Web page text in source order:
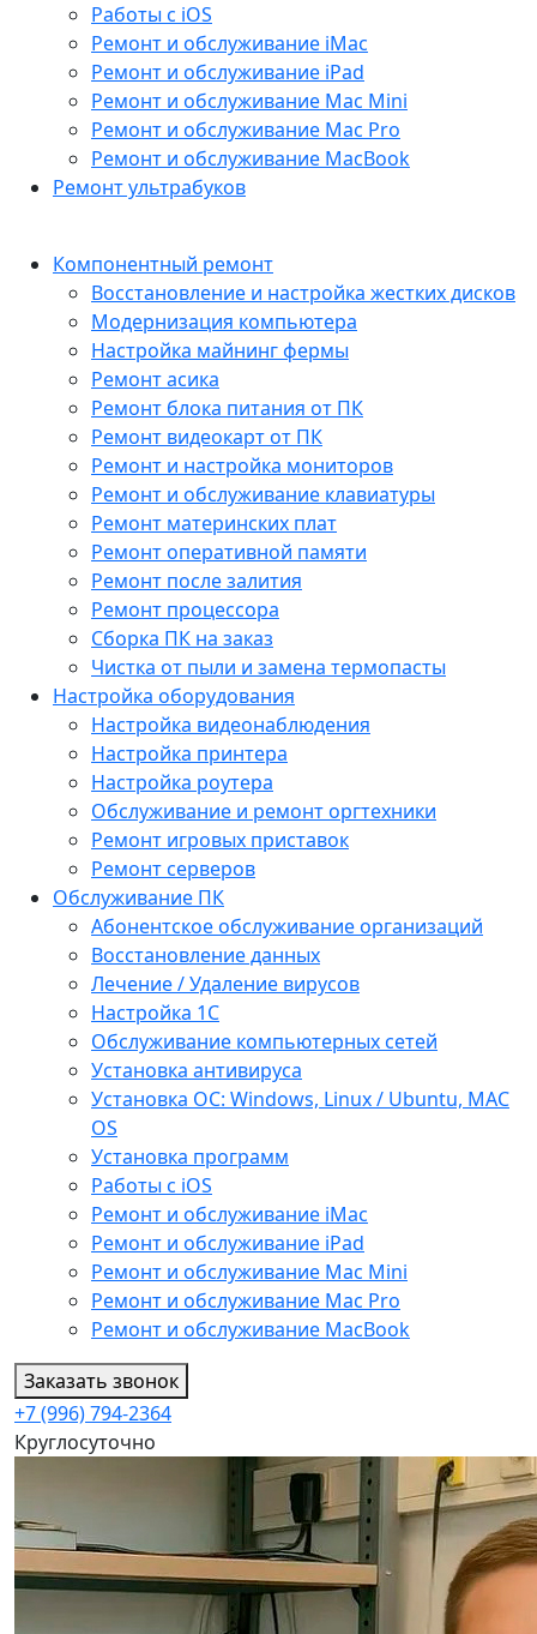
Работы с iOS
Ремонт и обслуживание iMac
Ремонт и обслуживание iPad
Ремонт и обслуживание Mac Mini
Ремонт и обслуживание Mac Pro
Ремонт и обслуживание MacBook
Ремонт ультрабуков
Компонентный ремонт
Восстановление и настройка жестких дисков
Модернизация компьютера
Настройка майнинг фермы
Ремонт асика
Ремонт блока питания от ПК
Ремонт видеокарт от ПК
Ремонт и настройка мониторов
Ремонт и обслуживание клавиатуры
Ремонт материнских плат
Ремонт оперативной памяти
Ремонт после залития
Ремонт процессора
Сборка ПК на заказ
Чистка от пыли и замена термопасты
Настройка оборудования
Настройка видеонаблюдения
Настройка принтера
Настройка роутера
Обслуживание и ремонт оргтехники
Ремонт игровых приставок
Ремонт серверов
Обслуживание ПК
Абонентское обслуживание организаций
Восстановление данных
Лечение / Удаление вирусов
Настройка 1С
Обслуживание компьютерных сетей
Установка антивируса
Установка ОС: Windows, Linux / Ubuntu, МАС
OS
Установка программ
Работы с iOS
Ремонт и обслуживание iMac
Ремонт и обслуживание iPad
Ремонт и обслуживание Mac Mini
Ремонт и обслуживание Mac Pro
Ремонт и обслуживание MacBook
Заказать звонок
+7 (996) 794-2364
Круглосуточно